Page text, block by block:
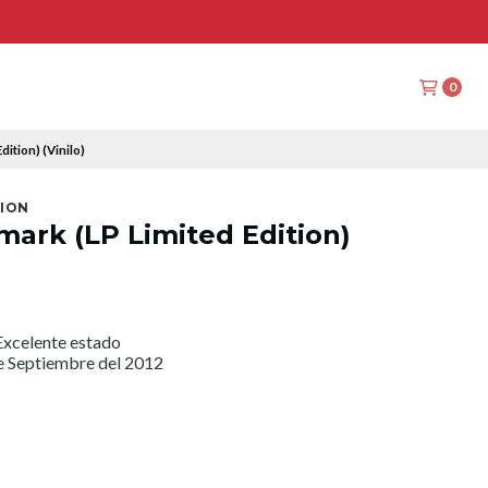
0
(Vinilo)
(LP Limited Edition)
estado
Septiembre del 2012